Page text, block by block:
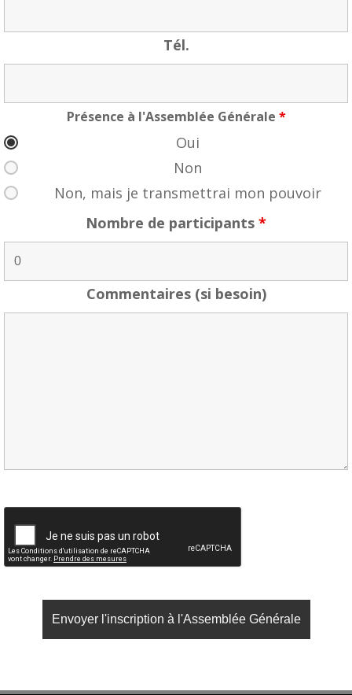
Tél.
Présence à l'Assemblée Générale *
Oui
Non
Non, mais je transmettrai mon pouvoir
Nombre de participants *
Commentaires (si besoin)